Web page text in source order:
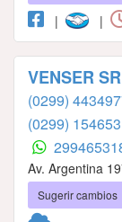
| |
VENSER
(0299)
(0299)
Av. Argentina
Sugerir cambios